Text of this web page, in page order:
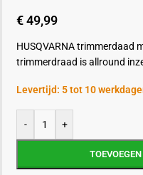
€49,99
HUSQVARNA trimmerdaad
trimmerdraad is allround
Levertijd: 5 tot 10
- +